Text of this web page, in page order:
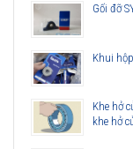
Gối đỡ
Khui
Khe hở
khe hở